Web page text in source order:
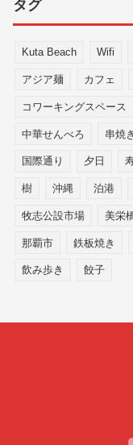
タグ
Kuta Beach Wifi
アジア麺 カフェ
コワーキングスペース
中華せんべろ 串焼き
国際通り 夕日
樹 沖縄 泊港
牧志公設市場 美栄
那覇市 鉄板焼き
飲み歩き 餃子